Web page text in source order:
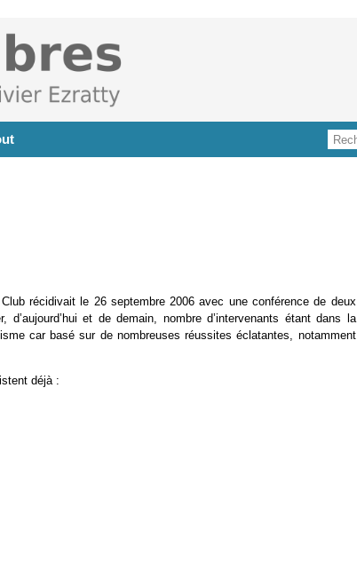
récidivait le 26 septembre 2006 avec une conférence de deux
et de demain, nombre d’intervenants étant dans la
car basé sur de nombreuses réussites éclatantes, notamment
déjà :